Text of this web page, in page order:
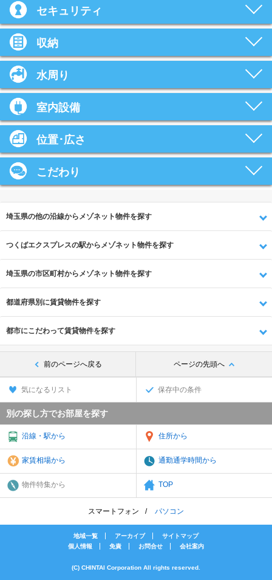
セキュリティ
収納
水周り
室内設備
位置･広さ
こだわり
埼玉県の他の沿線からメゾネット物件を探す
つくばエクスプレスの駅からメゾネット物件を探す
埼玉県の市区町村からメゾネット物件を探す
都道府県別に賃貸物件を探す
都市にこだわって賃貸物件を探す
前のページへ戻る ページの先頭へ
気になるリスト 保存中の条件
別の探し方でお部屋を探す
沿線・駅から 住所から
家賃相場から 通勤通学時間から
物件特集から TOP
スマートフォン パソコン
地域一覧 アーカイブ
サイトマップ
個人情報
免責 お問合せ 会社案内
(C) CHINTAI Corporation All rights reserved.